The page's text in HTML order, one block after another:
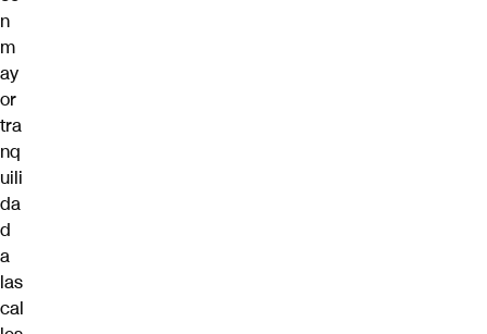
n
m
ay
or
tra
nq
uili
da
d
a
las
cal